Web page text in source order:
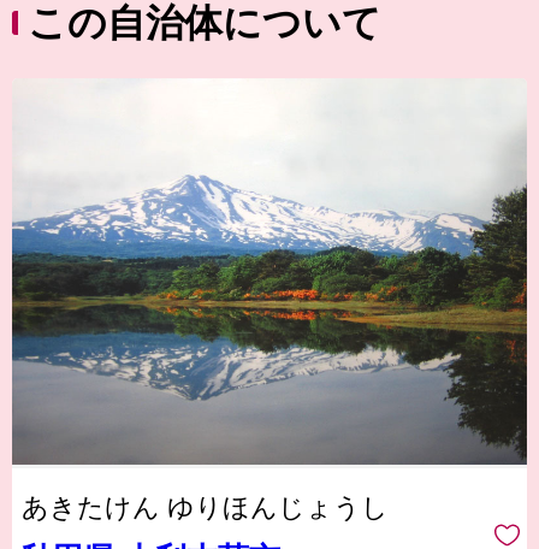
この自治体について
あきたけん ゆりほんじょうし